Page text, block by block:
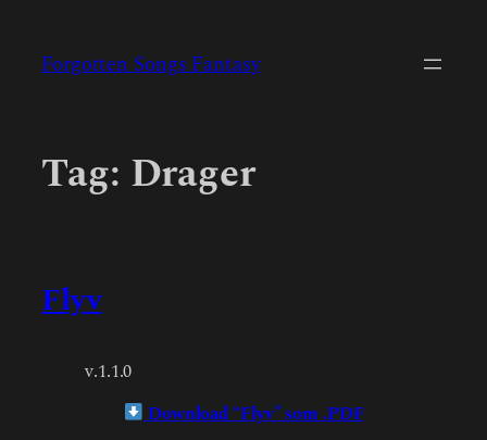
content
Forgotten Songs Fantasy
Tag: Drager
Flyv
v.1.1.0
Download “Flyv” som .PDF